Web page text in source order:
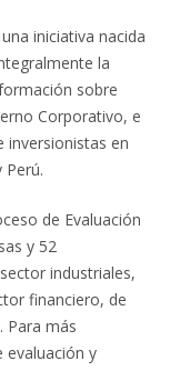
iniciativa nacida
la
sobre
Corporativo, e
inversionistas en
Perú.
de Evaluación
y 52
industriales,
financiero, de
Para más
evaluación y